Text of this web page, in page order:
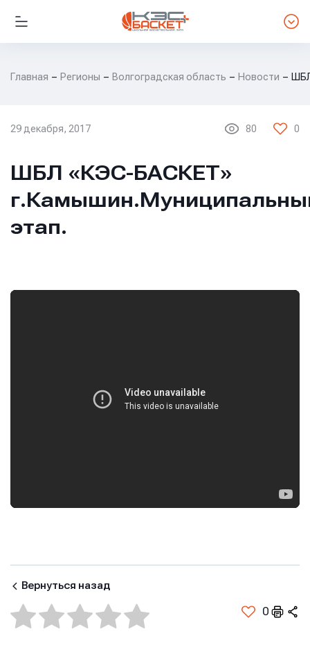
Главная Регионы Волгоградская область Новости
ВОЛГОГРАДСКАЯ ОБЛАСТЬ
29 декабря, 2017 80 0
ШБЛ «КЭС-БАСКЕТ»
этап.
Вернуться назад
0